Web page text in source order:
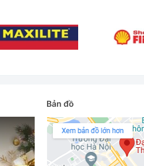
Bản đồ